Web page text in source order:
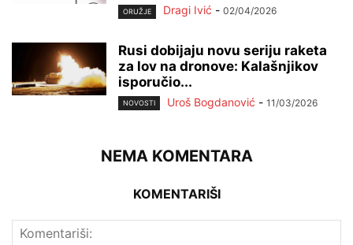
ORUŽJE Dragi Ivić - 02/04/2026
Rusi dobijaju novu seriju raketa
za lov na dronove: Kalašnjikov
isporučio...
NOVOSTI Uroš Bogdanović - 11/03/2026
NEMA KOMENTARA
KOMENTARIŠI